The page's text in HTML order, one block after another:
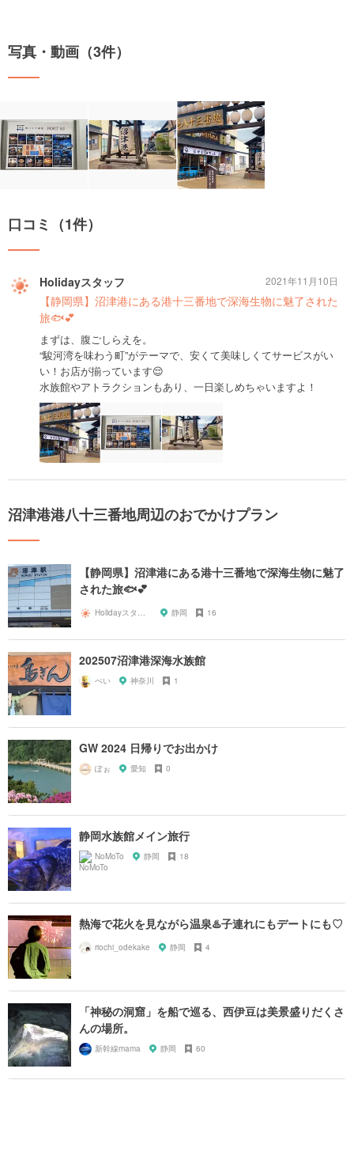
写真・動画（3件）
口コミ（1件）
Holidayスタッフ
【静岡県】沼津港にある港十三番地で深海生物に魅了された
旅🐟💕
まずは、腹ごしらえを。
“駿河湾を味わう町”がテーマで、安くて美味しくてサービスがい
い！お店が揃っています😌
水族館やアトラクションもあり、一日楽しめちゃいますよ！
2021年11月10日
沼津港港八十三番地周辺のおでかけプラン
【静岡県】沼津港にある港十三番地で深海生物に魅了
された旅🐟💕
Holidayスタッフ 静岡 16
202507沼津港深海水族館
ぺい 神奈川 1
GW 2024 日帰りでお出かけ
ぽぉ 愛知 0
静岡水族館メイン旅行
NoMoTo 静岡 18
熱海で花火を見ながら温泉♨️子連れにもデートにも♡
riochi_odekake 静岡 4
「神秘の洞窟」を船で巡る、西伊豆は美景盛りだくさ
んの場所。
新幹線mama 静岡 60